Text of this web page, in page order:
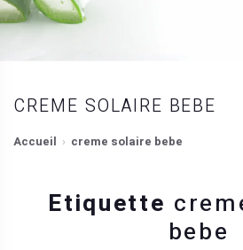
CREME SOLAIRE BEBE
Accueil creme solaire bebe
Etiquette
bebe